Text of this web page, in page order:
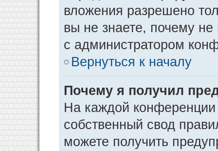
вложения разрешено
вы не знаете, почему
с администратором
Вернуться к началу
Почему я получил
На каждой конференции
собственный свод
можете получить